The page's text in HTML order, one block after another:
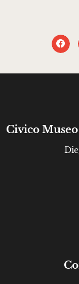
Civico